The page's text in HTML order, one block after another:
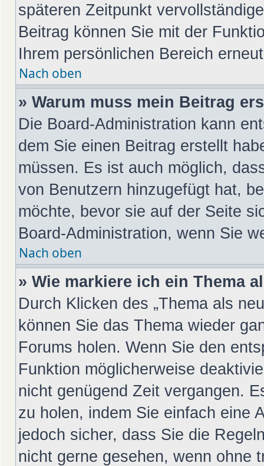
späteren Zeitpunkt
Beitrag können Sie mit der
Ihrem persönlichen Bereich
Nach oben
» Warum muss mein Beitrag
Die Board-Administration kann
dem Sie einen Beitrag erstellt
müssen. Es ist auch möglich,
von Benutzern hinzugefügt hat,
möchte, bevor sie auf der Seite
Board-Administration, wenn Sie
Nach oben
» Wie markiere ich ein Thema
Durch Klicken des „Thema als
können Sie das Thema wieder
Forums holen. Wenn Sie den
Funktion möglicherweise
nicht genügend Zeit vergangen.
zu holen, indem Sie einfach eine
jedoch sicher, dass Sie die
nicht gerne gesehen, wenn ohne